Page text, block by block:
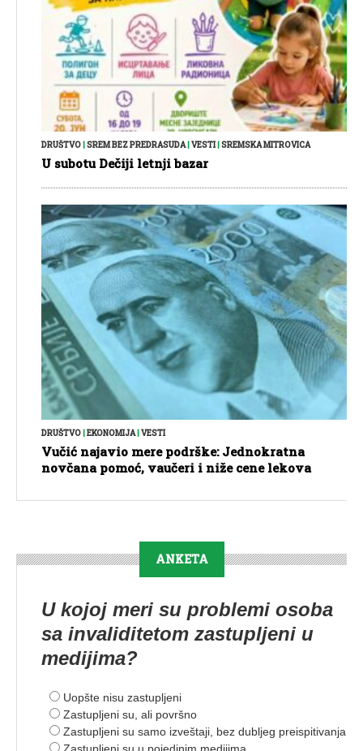
DRUŠTVO|SREM BEZ PREDRASUDA|VESTI|SREMSKA MITROVICA
U subotu Dečiji letnji bazar
DRUŠTVO|EKONOMIJA|VESTI
Vučić najavio mere podrške: Jednokratna
novčana pomoć, vaučeri i niže cene lekova
ANKETA
U kojoj meri su problemi osoba
sa invaliditetom zastupljeni u
medijima?
Uopšte nisu zastupljeni
Zastupljeni su, ali površno
Zastupljeni su samo izveštaji, bez dubljeg preispitivanja